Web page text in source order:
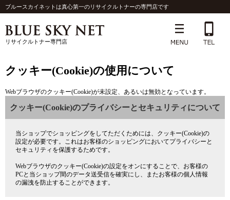
ブルースカイネットは真心第一のリサイクルトナーの専門店です
リサイクルトナー専門店
クッキー(Cookie)の使用について
Webブラウザのクッキー(Cookie)が未設定、あるいは無効となっています。
クッキー(Cookie)のプライバシーとセキュリティについて
当ショップでショッピングをしてただくためには、クッキー(Cookie)の
設定が必要です。これはお客様のショッピングにおいてプライバシーと
セキュリティを保護するためです。
Webブラウザのクッキー(Cookie)の設定をオンにすることで、お客様の
PCと当ショップ間のデータ送受信を確実にし、またお客様の個人情報
の漏洩を防止することができます。